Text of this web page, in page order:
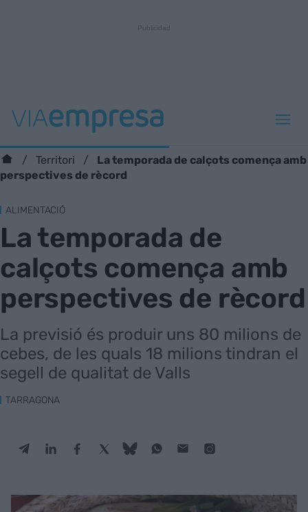
Territori
La temporada de calçots comença amb
perspectives de rècord
ALIMENTACIÓ
La temporada de
calçots comença amb
perspectives de rècord
La previsió és produir uns 80 milions de
cebes, de les quals 18 milions tindran el
segell de qualitat de Valls
TARRAGONA